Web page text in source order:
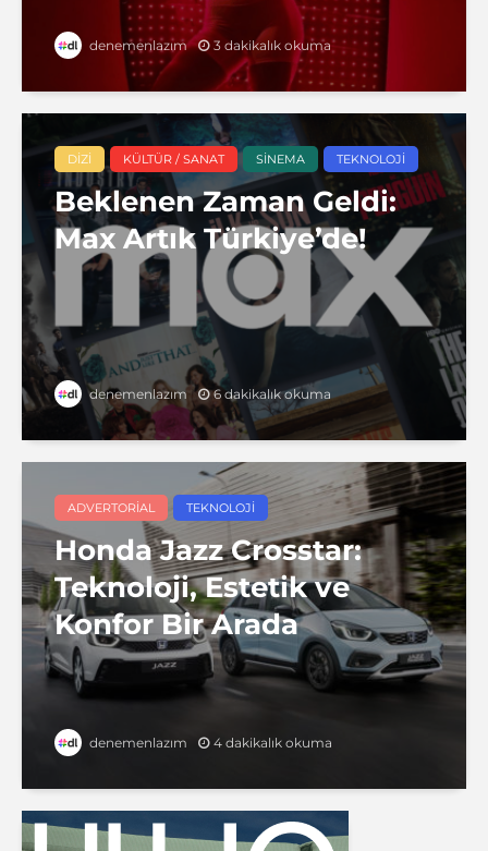
denemenlazım 3 dakikalık okuma
DIZI KÜLTÜR / SANAT SINEMA TEKNOLOJI
Beklenen Zaman Geldi:
Max Artık Türkiye’de!
denemenlazım 6 dakikalık okuma
ADVERTORIAL TEKNOLOJI
Honda Jazz Crosstar:
Teknoloji, Estetik ve
Konfor Bir Arada
denemenlazım 4 dakikalık okuma